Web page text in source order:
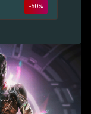
-50%